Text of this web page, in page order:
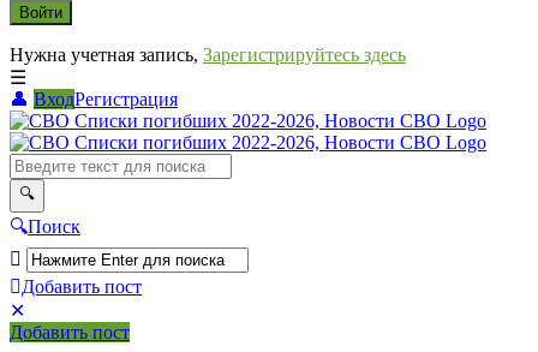
Нужна учетная запись, Зарегистрируйтесь здесь
ВходРегистрация
СВО
Списки
погибших
2022-
2026,
Новости
СВО
Поиск
Добавить пост
Мобильное
меню
Добавить пост